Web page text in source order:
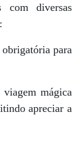
com diversas
para
mágica
apreciar a